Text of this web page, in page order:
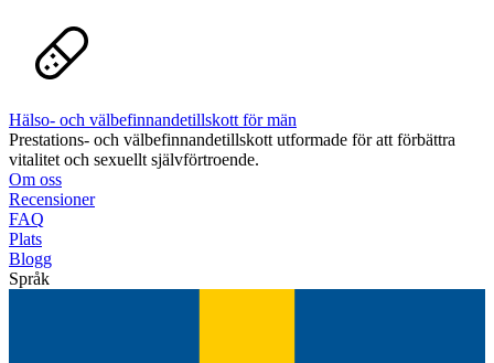
Hälso- och välbefinnandetillskott för män
Prestations- och välbefinnandetillskott utformade för att förbättra
vitalitet och sexuellt självförtroende.
Om oss
Recensioner
FAQ
Plats
Blogg
Språk